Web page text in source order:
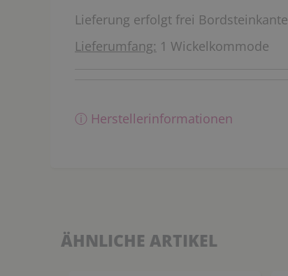
Lieferung erfolgt frei Bordsteinkante
Lieferumfang: 1 Wickelkommode
ⓘ Herstellerinformationen
ÄHNLICHE ARTIKEL